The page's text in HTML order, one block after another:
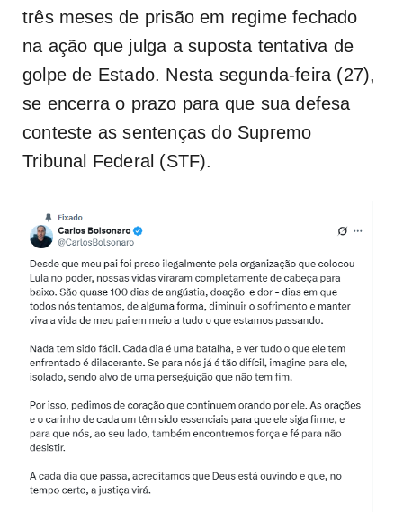
três meses de prisão em regime fechado
na ação que julga a suposta tentativa de
golpe de Estado. Nesta segunda-feira (27),
se encerra o prazo para que sua defesa
conteste as sentenças do Supremo
Tribunal Federal (STF).